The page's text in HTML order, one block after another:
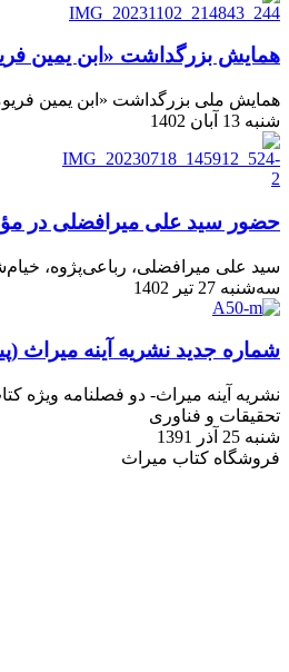
همایش بزرگداشت «ابن یمین
همایش ملی بزرگداشت «ابن یمین
شنبه 13 آبان 1402
حضور سید علی میرافضلی در
سید علی میرافضلی، رباعی‌پژوه، خیام‌شناس و شاعر اهل
سه‌شنبه 27 تیر 1402
شماره جدید نشریه آینه میراث (پیاپی ۵۰)
تحقیقات و فناوری
شنبه 25 آذر 1391
فروشگاه کتاب میراث